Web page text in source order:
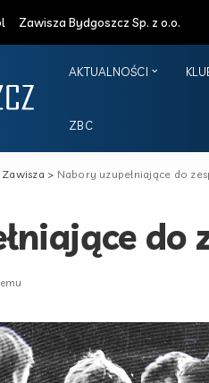
Zawisza Bydgoszcz Sp. z o.o.
AKTUALNOŚCI
ZBC
> Nabory uzupełniające do
do